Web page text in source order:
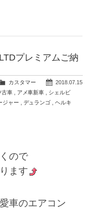
プレミアムご納
2018.07.15
カスタマー
古車, アメ車新車
シェルビ
ジャー デュランゴ ,ヘルキ
ので
ます
車のエアコン